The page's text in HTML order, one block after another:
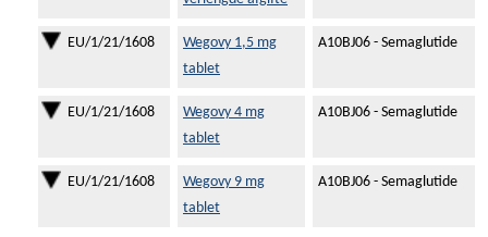
EU/1/21/1608
Wegovy 1,5 mg
tablet
A10BJ06 - Semaglutide
EU/1/21/1608
Wegovy 4 mg
tablet
A10BJ06 - Semaglutide
EU/1/21/1608
Wegovy 9 mg
tablet
A10BJ06 - Semaglutide